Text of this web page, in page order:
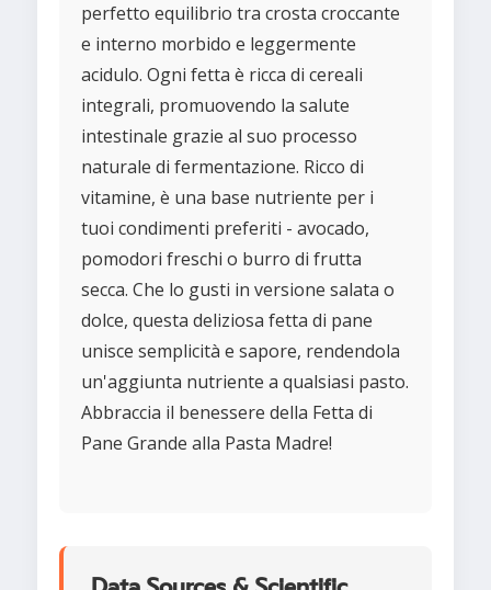
perfetto equilibrio tra crosta croccante
e interno morbido e leggermente
acidulo. Ogni fetta è ricca di cereali
integrali, promuovendo la salute
intestinale grazie al suo processo
naturale di fermentazione. Ricco di
vitamine, è una base nutriente per i
tuoi condimenti preferiti - avocado,
pomodori freschi o burro di frutta
secca. Che lo gusti in versione salata o
dolce, questa deliziosa fetta di pane
unisce semplicità e sapore, rendendola
un'aggiunta nutriente a qualsiasi pasto.
Abbraccia il benessere della Fetta di
Pane Grande alla Pasta Madre!